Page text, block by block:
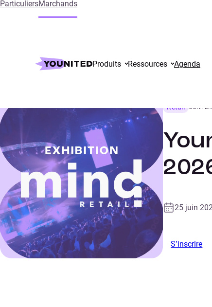
ParticuliersMarchands
Produits Ressources Agenda
Events Mind Retail Day
Retail
25 juin
S’inscrire